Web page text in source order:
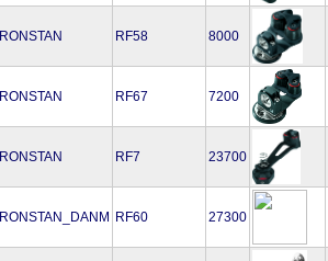
RONSTAN RF58 8000
RONSTAN RF67 7200
RONSTAN RF7 23700
RONSTAN_DANM RF60 27300